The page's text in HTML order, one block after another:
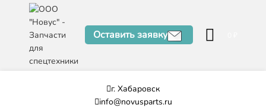
Оставить заявку
г. Хабаровск
info@novusparts.ru